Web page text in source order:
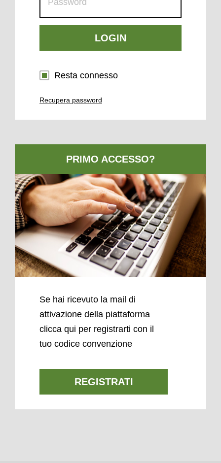
LOGIN
Resta connesso
Recupera password
Se hai ricevuto la mail di
attivazione della piattaforma
clicca qui per registrarti con il
tuo codice convenzione
REGISTRATI